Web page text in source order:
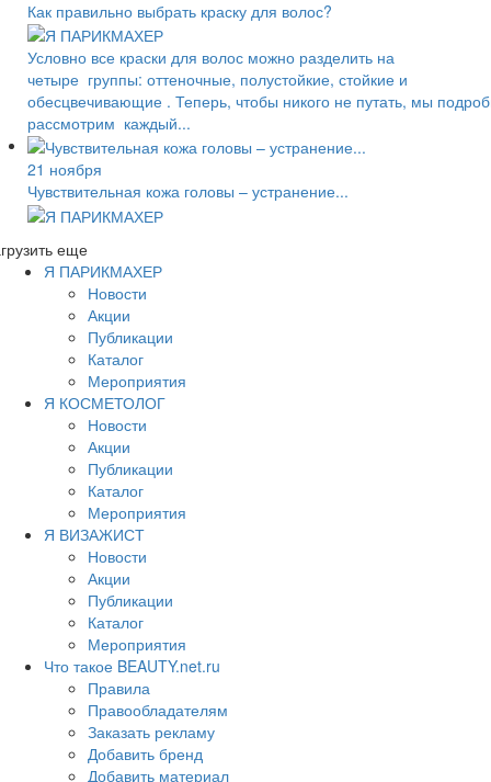
Как правильно выбрать краску для волос?
Условно все краски для волос можно разделить на
четыре группы: оттеночные, полустойкие, стойкие и
обесцвечивающие . Теперь, чтобы никого не путать, мы
рассмотрим каждый...
21 ноября
Чувствительная кожа головы – устранение...
еще
Я ПАРИКМАХЕР
Новости
Акции
Публикации
Каталог
Мероприятия
Я КОСМЕТОЛОГ
Новости
Акции
Публикации
Каталог
Мероприятия
Я ВИЗАЖИСТ
Новости
Акции
Публикации
Каталог
Мероприятия
Что такое BEAUTY.net.ru
Правила
Правообладателям
Заказать рекламу
Добавить бренд
Добавить материал